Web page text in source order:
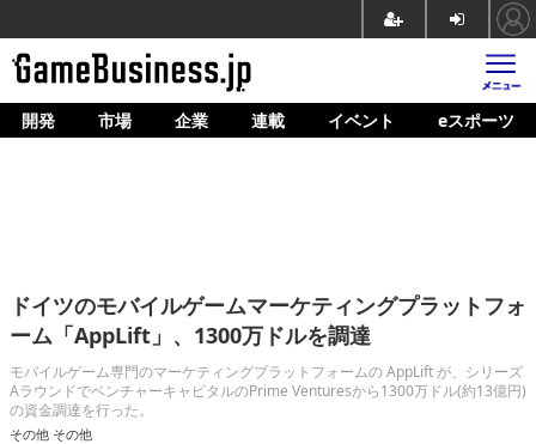
ホーム
企業動向
人材育成
産業政策
開発 市場 企業 連載 イベント eスポーツ
ドイツのモバイルゲームマーケティングプラットフォ
ーム「AppLift」、1300万ドルを調達
モバイルゲーム専門のマーケティングプラットフォームの AppLift が、シリーズ
AラウンドでベンチャーキャピタルのPrime Venturesから1300万ドル(約13億円)
の資金調達を行った。
その他 その他